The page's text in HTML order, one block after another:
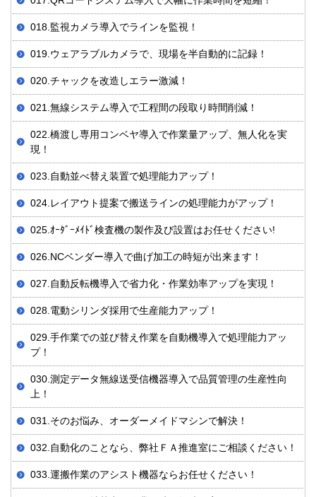
018.監視カメラ導入でラインを監視！
019.ウェアラブルカメラで、現場を半自動的に記録！
020.チャックを改造しエラー激減！
021.無線システム導入で工程間の段取り時間削減！
022.橋渡し専用コンベヤ導入で作業量アップ、無人化を実
現！
023.自動並べ替え装置で処理能力アップ！
024.レイアウト提案で搬送ラインの処理能力がアップ！
025.ｵｰﾀﾞｰﾒｲﾄﾞ検査機の製作及び設置はお任せください!
026.NCベンダー導入で曲げ加工の時短が出来ます！
027.自動反転機導入で省力化・作業効率アップを実現！
028.電動シリンダ採用で生産能力アップ！
029.手作業での並び替え作業を自動機導入で処理能力アッ
プ！
030.測定データ無線送受信機器導入で品質管理の生産性向
上！
031.そのお悩み、オーダーメイドマシンで解決！
032.自動化のことなら、弊社ＦＡ推進室にご相談ください！
033.運搬作業のアシスト機器ならお任せください！